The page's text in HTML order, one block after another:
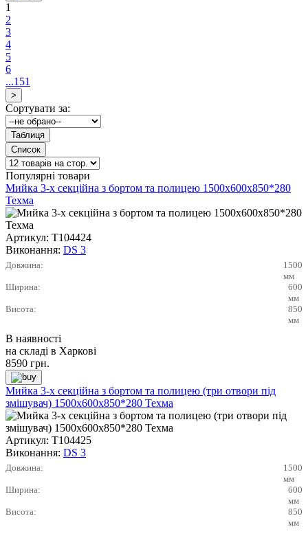
1
2
3
4
5
6
...151
Сортувати за:
Популярні товари
Мийка 3-х секційна з бортом та полицею 1500х600х850*280
Техма
Артикул: Т104424
Виконання: DS 3
Довжина:
1500
мм
Ширина:
600
мм
Висота:
850
мм
В наявності
на складі в Харкові
8590 грн.
Мийка 3-х секційна з бортом та полицею (три отвори під
змішувач) 1500х600х850*280 Техма
Артикул: Т104425
Виконання: DS 3
Довжина:
1500
мм
Ширина:
600
мм
Висота:
850
мм